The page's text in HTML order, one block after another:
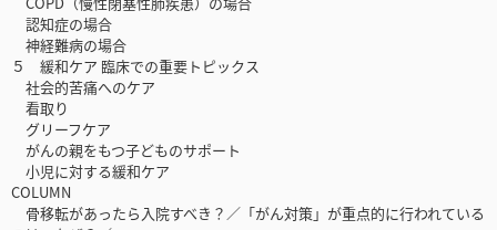
認知症の場合
神経難病の場合
５ 緩和ケア 臨床での重要トピックス
社会的苦痛へのケア
看取り
グリーフケア
がんの親をもつ子どものサポート
小児に対する緩和ケア
COLUMN
骨移転があったら入院すべき？／「がん対策」が重点的に行われている